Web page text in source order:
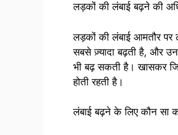
लड़कों की लंबाई बढ़ने की
लड़कों की लंबाई आमतौर
सबसे ज़्यादा बढ़ती है, और
भी बढ़ सकती है। खासकर
होती रहती है।
लंबाई बढ़ने के लिए कौन सा